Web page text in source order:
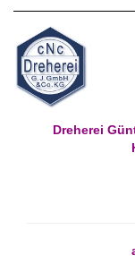
Dreherei